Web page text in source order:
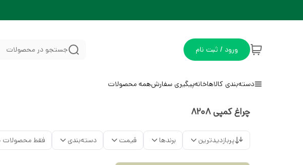
ورود / ثبت نام جستجو در محصولات
دسته‌بندی کالاهاخانهپیگیری سفارشهمه محصولات
چراغ کمپی 8208
پربازدیدترین برندها قیمت دسته‌بندی فقط محصولات